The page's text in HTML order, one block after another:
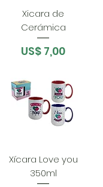
Xicara de
Cerámica
Preço
US$ 7,00
Xícara Love you
350ml